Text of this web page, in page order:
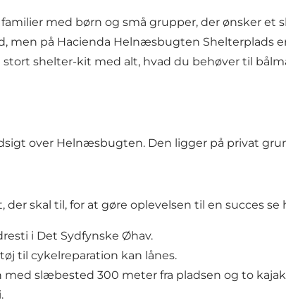
familier med børn og små grupper, der ønsker
på Hacienda Helnæsbugten Shelterplads
shelter-kit med alt, hvad du behøver til
over Helnæsbugten. Den ligger på privat
skal til, for at gøre oplevelsen til en succes se
i Det Sydfynske Øhav.
til cykelreparation kan lånes.
slæbested 300 meter fra pladsen og to